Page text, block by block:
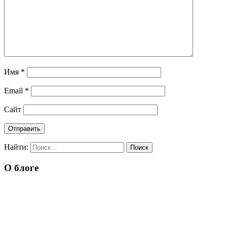
Имя *
Email *
Сайт
Найти:
О блоге